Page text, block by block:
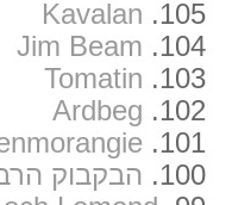
105.
Kavalan
104.
Jim Beam
103.
Tomatin
102.
Ardbeg
101.
100.
הבקבוק